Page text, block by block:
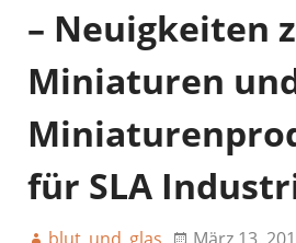
– Neuigkeiten
Miniaturen
für SLA